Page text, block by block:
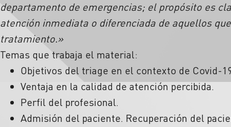
departamento de emergencias; el propósito es
atención inmediata o diferenciada de aquellos
tratamiento.»
Temas que trabaja el material:
Objetivos del triage en el contexto de Covid-
Ventaja en la calidad de atención percibida.
Perfil del profesional.
Admisión del paciente. Recuperación del